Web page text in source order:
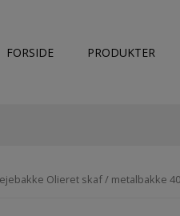
FORSIDE PRODUKTER
Olieret skaf / metalbakke